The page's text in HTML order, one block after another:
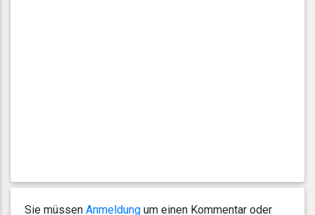
Sie müssen Anmeldung um einen Kommentar oder